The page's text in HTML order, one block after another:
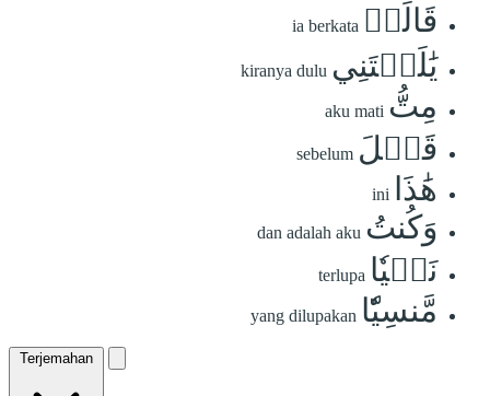
قَالَتۡ ia berkata
يَٰلَيۡتَنِي kiranya dulu
مِتُّ aku mati
قَبۡلَ sebelum
هَٰذَا ini
وَكُنتُ dan adalah aku
نَسۡيٗا terlupa
مَّنسِيّٗا yang dilupakan
Terjemahan